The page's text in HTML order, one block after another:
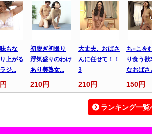
もな
上がる
ジ...
初脱ぎ初撮り
浮気盛りのわけ
あり美熟女...
210円
大丈夫、おばさ
んに任せて！！
3
210円
ち○こを
り食う欲
なおばさ
150円
ランキング一覧